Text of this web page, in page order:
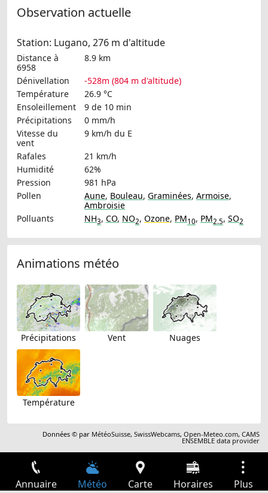
Observation actuelle
Station: Lugano, 276 m d'altitude
Distance à
6958
8.9 km
Dénivellation
-528m (804 m d'altitude)
Température
26.9 °C
Ensoleillement
9 de 10 min
Précipitations
0 mm/h
Vitesse du
vent
9 km/h du E
Rafales
21 km/h
Humidité
62%
Pression
981 hPa
Pollen
Aune, Bouleau, Graminées, Armoise,
Ambroisie
Polluants
NH3, CO, NO2, Ozone, PM10, PM2.5, SO2
Animations météo
Précipitations Vent Nuages
Température
Données © par MétéoSuisse,SwissWebcams,Open-Meteo.com,CAMS
ENSEMBLE data provider
Annuaire Météo Carte Horaires Plus